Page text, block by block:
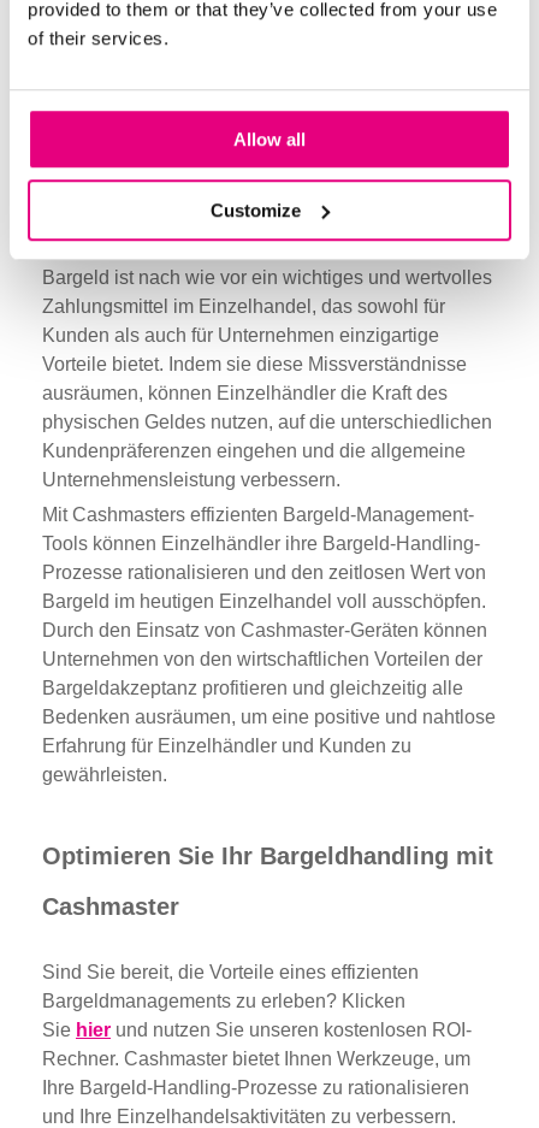
provided to them or that they’ve collected from your use
of their services.
Allow all
Customize
Prozesse zu optimieren und die mit dem
Bargeldmanagement verbundenen Betriebskosten zu
Bargeld ist nach wie vor ein wichtiges und wertvolles
Zahlungsmittel im Einzelhandel, das sowohl für
Kunden als auch für Unternehmen einzigartige
Vorteile bietet. Indem sie diese Missverständnisse
ausräumen, können Einzelhändler die Kraft des
physischen Geldes nutzen, auf die unterschiedlichen
Kundenpräferenzen eingehen und die allgemeine
Unternehmensleistung verbessern.
Mit Cashmasters effizienten Bargeld-Management-
Tools können Einzelhändler ihre Bargeld-Handling-
Prozesse rationalisieren und den zeitlosen Wert von
Bargeld im heutigen Einzelhandel voll ausschöpfen.
Durch den Einsatz von Cashmaster-Geräten können
Unternehmen von den wirtschaftlichen Vorteilen der
Bargeldakzeptanz profitieren und gleichzeitig alle
Bedenken ausräumen, um eine positive und nahtlose
Erfahrung für Einzelhändler und Kunden zu
gewährleisten.
Optimieren Sie Ihr Bargeldhandling mit
Cashmaster
Sind Sie bereit, die Vorteile eines effizienten
Bargeldmanagements zu erleben? Klicken
Sie hier und nutzen Sie unseren kostenlosen ROI-
Rechner. Cashmaster bietet Ihnen Werkzeuge, um
Ihre Bargeld-Handling-Prozesse zu rationalisieren
und Ihre Einzelhandelsaktivitäten zu verbessern.